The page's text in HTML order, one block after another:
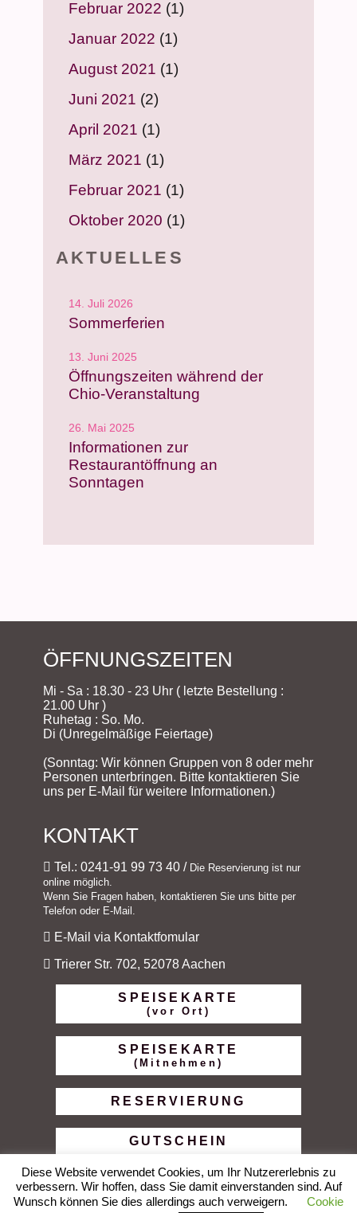
Februar 2022 (1)
Januar 2022 (1)
August 2021 (1)
Juni 2021 (2)
April 2021 (1)
März 2021 (1)
Februar 2021 (1)
Oktober 2020 (1)
AKTUELLES
14. Juli 2026
Sommerferien
13. Juni 2025
Öffnungszeiten während der
Chio-Veranstaltung
26. Mai 2025
Informationen zur
Restaurantöffnung an
Sonntagen
ÖFFNUNGSZEITEN
Mi - Sa : 18.30 - 23 Uhr ( letzte Bestellung :
21.00 Uhr )
Ruhetag : So. Mo.
Di (Unregelmäßige Feiertage)
(Sonntag: Wir können Gruppen von 8 oder mehr
Personen unterbringen. Bitte kontaktieren Sie
uns per E-Mail für weitere Informationen.)
KONTAKT
Tel.: 0241-91 99 73 40 / Die Reservierung ist nur
online möglich.
Wenn Sie Fragen haben, kontaktieren Sie uns bitte per
Telefon oder E-Mail.
E-Mail via Kontaktfomular
Trierer Str. 702, 52078 Aachen
SPEISEKARTE
(vor Ort)
SPEISEKARTE
(Mitnehmen)
RESERVIERUNG
GUTSCHEIN
Diese Website verwendet Cookies, um Ihr Nutzererlebnis zu
verbessern. Wir hoffen, dass Sie damit einverstanden sind. Auf
Wunsch können Sie dies allerdings auch verweigern.
Cookie